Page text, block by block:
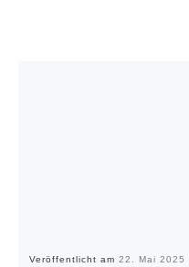
Veröffentlicht am 22. Mai 2025